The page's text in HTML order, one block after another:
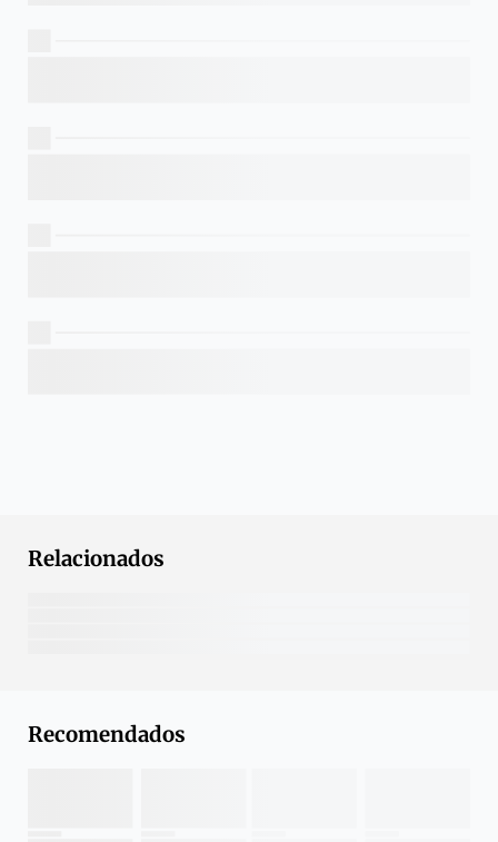
Relacionados
Recomendados